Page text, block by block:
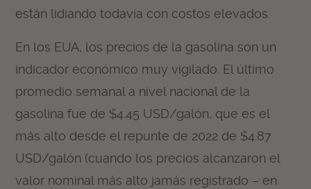
están lidiando todavía con costos elevados.
En los EUA, los precios de la gasolina son un
indicador económico muy vigilado. El último
promedio semanal a nivel nacional de la
gasolina fue de $4.45 USD/galón, que es el
más alto desde el repunte de 2022 de $4.87
USD/galón (cuando los precios alcanzaron el
valor nominal más alto jamás registrado – en